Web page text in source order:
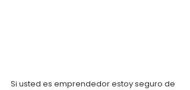
Si usted es emprendedor estoy seguro de